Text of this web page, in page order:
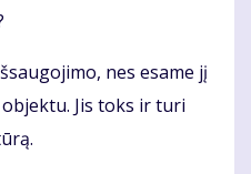
nes esa­me jį
Jis toks ir tu­ri